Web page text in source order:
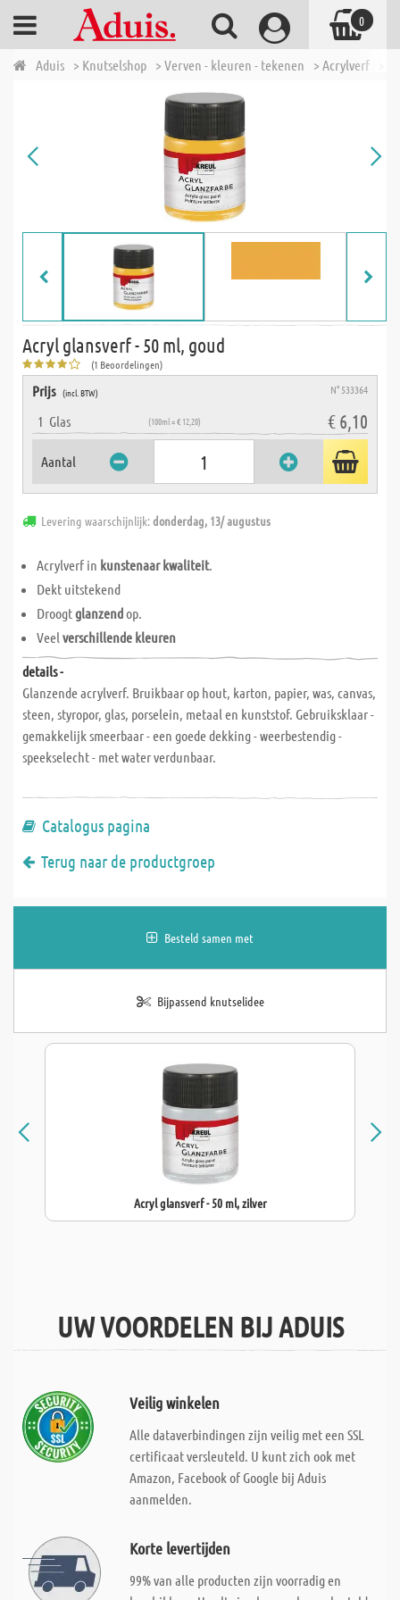
Aduis > Knutselshop > Verven - kleuren - tekenen > Acrylverf
Acryl glansverf - 50 ml, goud
(1 Beoordelingen)
Prijs (incl. BTW) N° 533364
1 Glas (100ml = € 12,20) € 6,10
Aantal
Levering waarschijnlijk:donderdag, 13/ augustus
Acrylverf in kunstenaar kwaliteit.
Dekt uitstekend
Droogtglanzendop.
Veel verschillende kleuren
details -
Glanzende acrylverf. Bruikbaar op hout, karton, papier, was, canvas,
steen, styropor, glas, porselein, metaal en kunststof. Gebruiksklaar -
gemakkelijk smeerbaar - een goede dekking - weerbestendig -
speekselecht - met water verdunbaar.
Catalogus pagina
Terug naar de productgroep
Besteld samen met
Bijpassend knutselidee
Acryl glansverf - 50 ml, zilver
UW VOORDELEN BIJ ADUIS
Veilig winkelen
Alle dataverbindingen zijn veilig met een SSL
certificaat versleuteld. U kunt zich ook met
Amazon, Facebook of Google bij Aduis
aanmelden.
Korte levertijden
99% van alle producten zijn voorradig en
0